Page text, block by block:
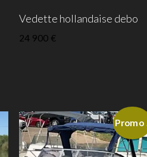
Vedette hollandaise debo
24 900 €
Promo